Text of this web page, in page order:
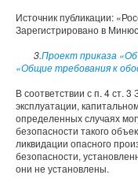
Источник публикации:
Зарегистрировано в
3.Проект приказа
«Общие требования к
В соответствии с п. 4 ст.
эксплуатации,
определенных случаях
безопасности такого
ликвидации опасного
безопасности,
они не установлены.